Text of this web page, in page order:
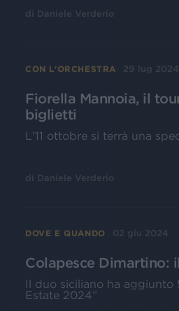
di Daniele Verderio
CON L'ORCHESTRA 29 lug 2024
Fiorella Mannoia, il
biglietti
L'11 ottobre si terrà una
di Daniele Verderio
DOVE E QUANDO 02 giu 2024
Colapesce Dimartino:
Il duo siciliano ha aggiunto
Estate 2024”